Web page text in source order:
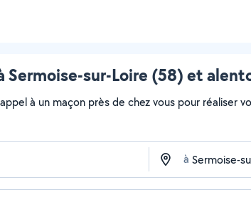
Sermoise-sur-Loire (58) et
à un maçon près de chez vous pour réaliser
à